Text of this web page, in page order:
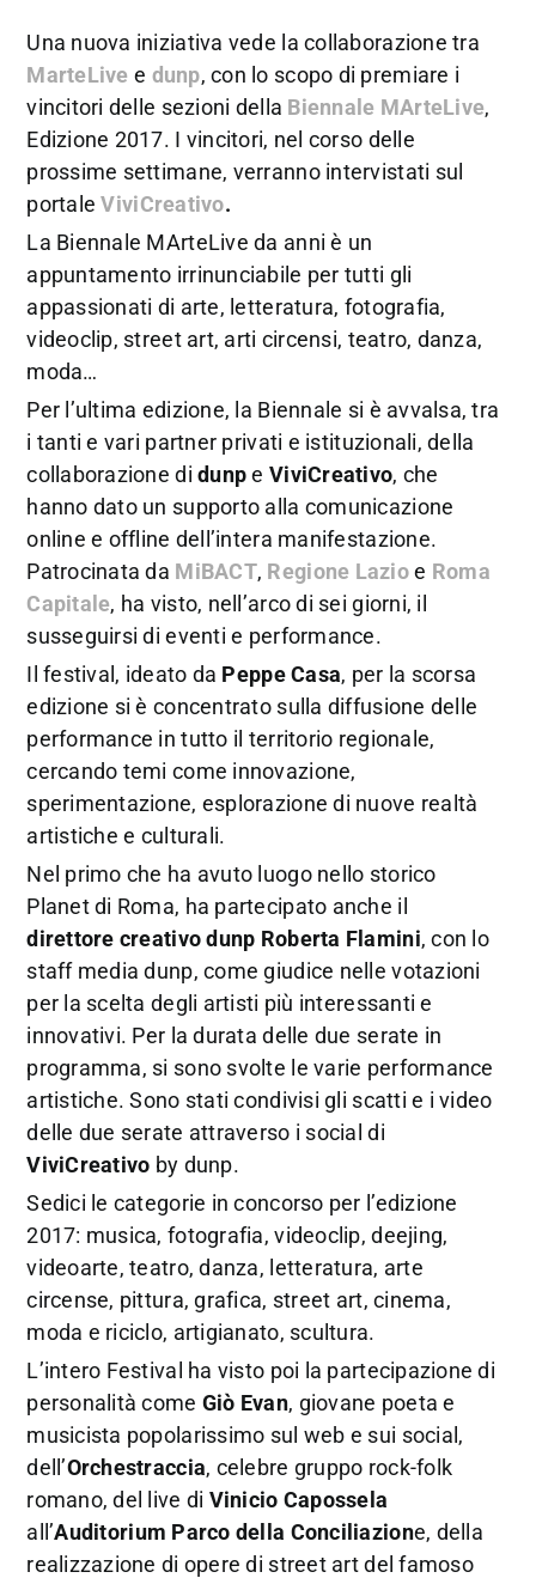
Una nuova iniziativa vede la collaborazione tra
MarteLive e dunp, con lo scopo di premiare i
vincitori delle sezioni della Biennale MArteLive,
Edizione 2017. I vincitori, nel corso delle
prossime settimane, verranno intervistati sul
portaleViviCreativo.
La Biennale MArteLive da anni è un
appuntamento irrinunciabile per tutti gli
appassionati di arte, letteratura, fotografia,
videoclip, street art, arti circensi, teatro, danza,
moda…
Per l’ultima edizione, la Biennale si è avvalsa, tra
i tanti e vari partner privati e istituzionali, della
collaborazione didunpeViviCreativo, che
hanno dato un supporto alla comunicazione
online e offline dell’intera manifestazione.
Patrocinata da MiBACT, Regione Lazioe Roma
Capitale, ha visto, nell’arco di sei giorni, il
susseguirsi di eventi e performance.
Il festival, ideato da Peppe Casa, per la scorsa
edizione si è concentrato sulla diffusione delle
performance in tutto il territorio regionale,
cercando temi come innovazione,
sperimentazione, esplorazione di nuove realtà
artistiche e culturali.
Nel primo che ha avuto luogo nello storico
Planet di Roma, ha partecipato anche il
direttore creativo dunp Roberta Flamini, con lo
staff media dunp, come giudice nelle votazioni
per la scelta degli artisti più interessanti e
innovativi. Per la durata delle due serate in
programma, si sono svolte le varie performance
artistiche. Sono stati condivisi gli scatti e i video
delle due serate attraverso i social di
ViviCreativo by dunp.
Sedici le categorie in concorso per l’edizione
2017: musica, fotografia, videoclip, deejing,
videoarte, teatro, danza, letteratura, arte
circense, pittura, grafica, street art, cinema,
moda e riciclo, artigianato, scultura.
L’intero Festival ha visto poi la partecipazione di
personalità come Giò Evan, giovane poeta e
musicista popolarissimo sul web e sui social,
dell’Orchestraccia, celebre gruppo rock-folk
romano, del live di Vinicio Capossela
all’Auditorium Parco della Conciliazione, della
realizzazione di opere di street art del famoso